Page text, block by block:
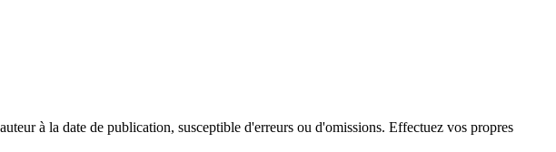
à la date de publication, susceptible d'erreurs ou d'omissions. Effectuez vos propres